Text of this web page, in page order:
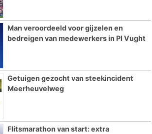
Man veroordeeld voor gijzelen en
bedreigen van medewerkers in PI Vught
Getuigen gezocht van steekincident
Meerheuvelweg
Flitsmarathon van start: extra